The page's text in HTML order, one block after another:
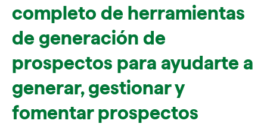
Actualizaciones de Producto
Casos de estudio
Se abre en una nueva ventana
completo de herramientas
de generación de
prospectos para ayudarte a
generar, gestionar y
fomentar prospectos